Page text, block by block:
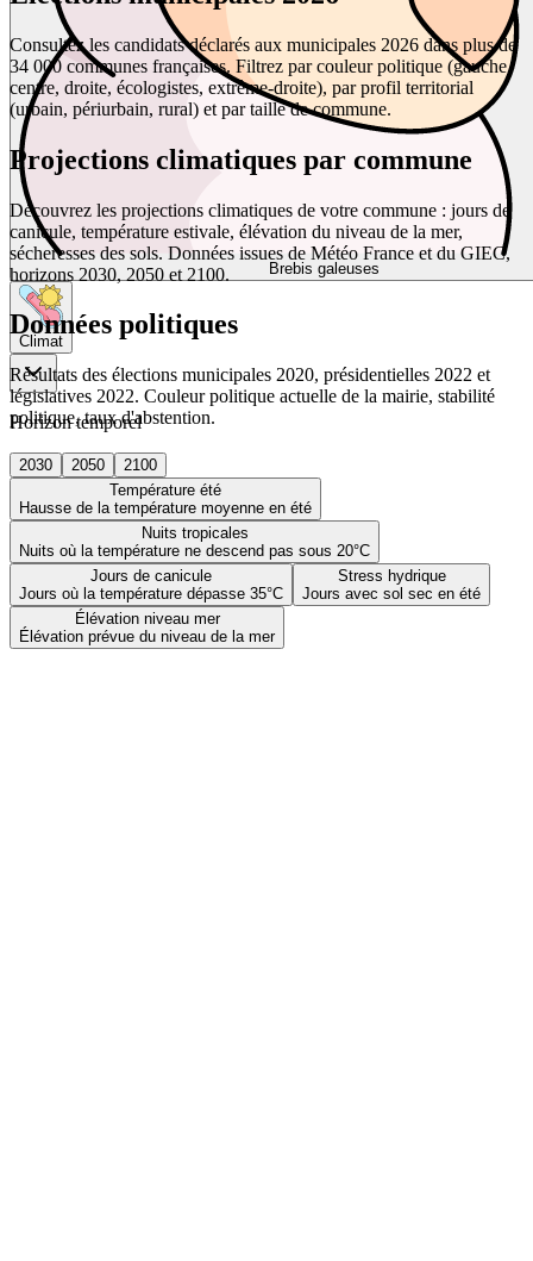
Brebis galeuses
Climat
Horizon temporel
2030 2050
2100
Température été
Hausse de la température moyenne en été
Nuits tropicales
Nuits où la température ne descend pas sous 20°C
Jours de canicule
Jours où la température dépasse 35°C
Stress hydrique
Jours avec sol sec en été
Élévation niveau mer
Élévation prévue du niveau de la mer
Consultez les candidats déclarés aux municipales 2026 dans plus de
34 000 communes françaises. Filtrez par couleur politique (gauche,
centre, droite, écologistes, extrême-droite), par profil territorial
(urbain, périurbain, rural) et par taille de commune.
Projections climatiques par commune
Découvrez les projections climatiques de votre commune : jours de
canicule, température estivale, élévation du niveau de la mer,
sécheresses des sols. Données issues de Météo France et du GIEC,
horizons 2030, 2050 et 2100.
Données politiques
Résultats des élections municipales 2020, présidentielles 2022 et
législatives 2022. Couleur politique actuelle de la mairie, stabilité
politique, taux d'abstention.